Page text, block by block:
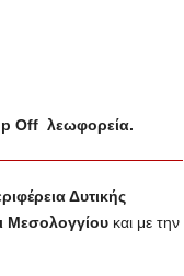
Off λεωφορεία.
Δυτικής
Μεσολογγίου και με την